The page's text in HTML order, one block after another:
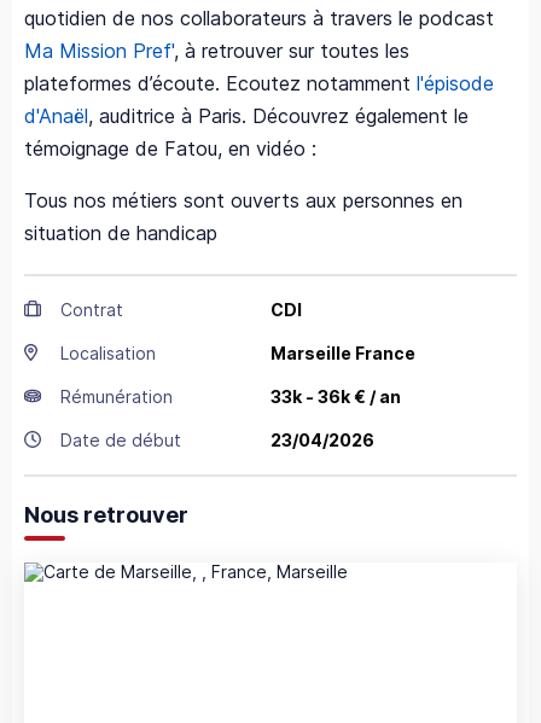
quotidien de nos collaborateurs à travers le podcast
Ma Mission Pref', à retrouver sur toutes les
plateformes d’écoute. Ecoutez notamment l'épisode
d'Anaël, auditrice à Paris. Découvrez également le
témoignage de Fatou, en vidéo :
Tous nos métiers sont ouverts aux personnes en
situation de handicap
Contrat CDI
Localisation Marseille France
Rémunération 33k - 36k € / an
Date de début 23/04/2026
Nous retrouver